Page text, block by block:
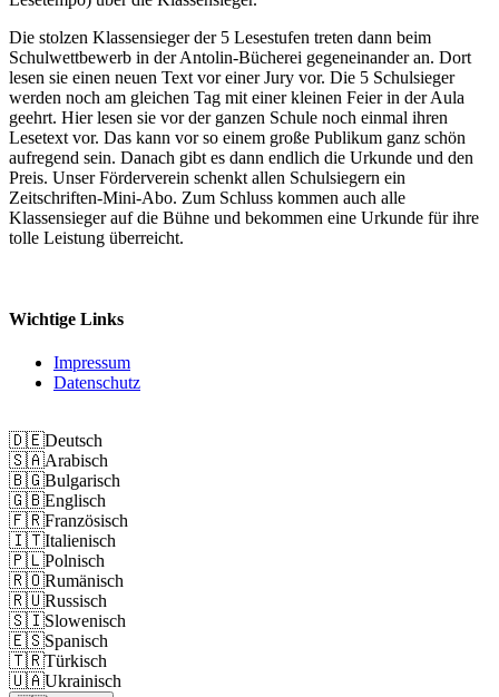
Die stolzen Klassensieger der 5 Lesestufen treten dann beim
Schulwettbewerb in der Antolin-Bücherei gegeneinander an. Dort
lesen sie einen neuen Text vor einer Jury vor. Die 5 Schulsieger
werden noch am gleichen Tag mit einer kleinen Feier in der Aula
geehrt. Hier lesen sie vor der ganzen Schule noch einmal ihren
Lesetext vor. Das kann vor so einem große Publikum ganz schön
aufregend sein. Danach gibt es dann endlich die Urkunde und den
Preis. Unser Förderverein schenkt allen Schulsiegern ein
Zeitschriften-Mini-Abo. Zum Schluss kommen auch alle
Klassensieger auf die Bühne und bekommen eine Urkunde für ihre
tolle Leistung überreicht.
Wichtige Links
Impressum
Datenschutz
🇩🇪Deutsch
🇸🇦Arabisch
🇧🇬Bulgarisch
🇬🇧Englisch
🇫🇷Französisch
🇮🇹Italienisch
🇵🇱Polnisch
🇷🇴Rumänisch
🇷🇺Russisch
🇸🇮Slowenisch
🇪🇸Spanisch
🇹🇷Türkisch
🇺🇦Ukrainisch